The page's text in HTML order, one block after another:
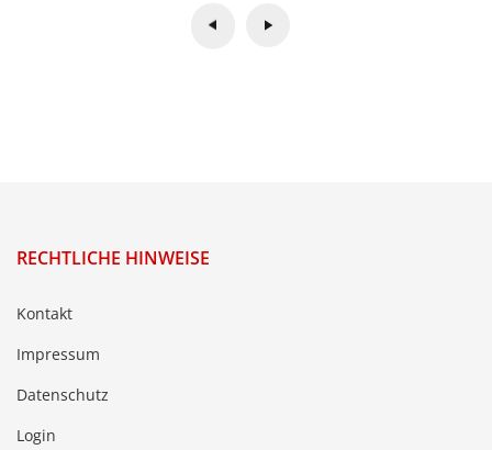
RECHTLICHE HINWEISE
Kontakt
Impressum
Datenschutz
Login